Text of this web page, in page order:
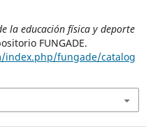
la educación física y deporte
FUNGADE.
index.php/fungade/catalog